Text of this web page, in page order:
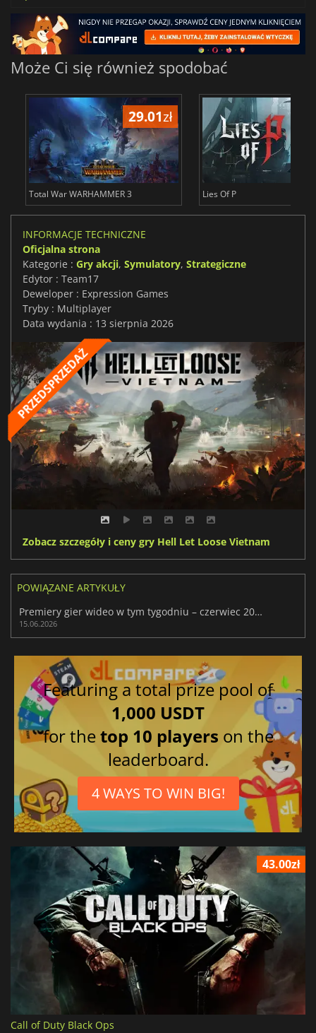
Może Ci się również spodobać
29.01zł
Total War WARHAMMER 3 Lies Of P
INFORMACJE TECHNICZNE
Oficjalna strona
Kategorie : Gry akcji, Symulatory, Strategiczne
Edytor : Team17
Deweloper : Expression Games
Tryby : Multiplayer
Data wydania : 13 sierpnia 2026
Zobacz szczegóły i ceny gry Hell Let Loose Vietnam
POWIĄZANE ARTYKUŁY
Premiery gier wideo w tym tygodniu – czerwiec 2026 r. (25. tydzień)
15.06.2026
Featuring a total prize pool of
1,000 USDT
for thetop 10 players on the
leaderboard.
4 WAYS TO WIN BIG!
43.00zł
Call of Duty Black Ops